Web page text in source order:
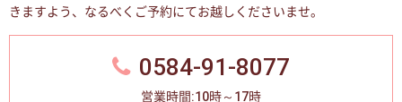
きますよう、なるべくご予約にてお越しくださいませ。
0584-91-8077
営業時間:10時～17時